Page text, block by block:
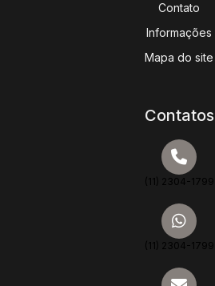
Contato
Informações
Mapa do site
Contatos
(11) 2304-1799
(11) 2304-1799